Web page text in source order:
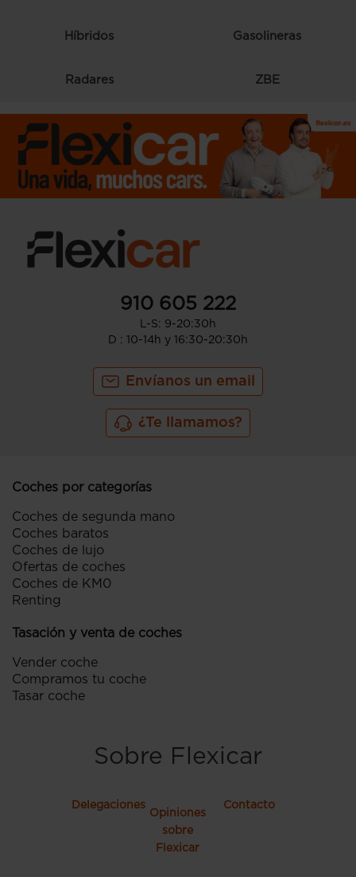
Híbridos Gasolineras
Radares ZBE
910 605 222
L-S: 9-20:30h
D : 10-14h y 16:30-20:30h
Envíanos un email
¿Te llamamos?
Coches por categorías
Coches de segunda mano
Coches baratos
Coches de lujo
Ofertas de coches
Coches de KM0
Renting
Tasación y venta de coches
Vender coche
Compramos tu coche
Tasar coche
Sobre Flexicar
Delegaciones
Opiniones
sobre
Flexicar
Contacto